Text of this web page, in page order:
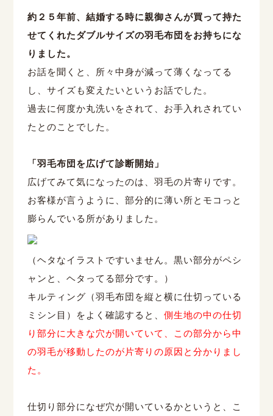
約２５年前、結婚する時に親御さんが買って持た
せてくれたダブルサイズの羽毛布団をお持ちにな
りました。
お話を聞くと、所々中身が減って薄くなってる
し、サイズも変えたいというお話でした。
過去に何度か丸洗いをされて、お手入れされてい
たとのことでした。
「羽毛布団を広げて診断開始」
広げてみて気になったのは、羽毛の片寄りです。
お客様が言うように、部分的に薄い所とモコっと
膨らんでいる所がありました。
（ヘタなイラストですいません。黒い部分がペシ
ャンと、ヘタってる部分です。）
キルティング（羽毛布団を縦と横に仕切っている
ミシン目）をよく確認すると、 側生地の中の仕切
り部分に大きな穴が開いていて、この部分から中
の羽毛が移動したのが片寄りの原因と分かりまし
た。
仕切り部分になぜ穴が開いているかというと、こ